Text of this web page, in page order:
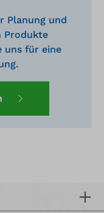
Planung und
Produkte
uns für eine